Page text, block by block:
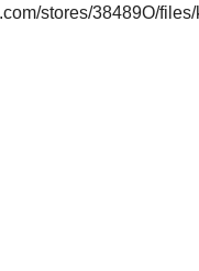
stores/38489O/